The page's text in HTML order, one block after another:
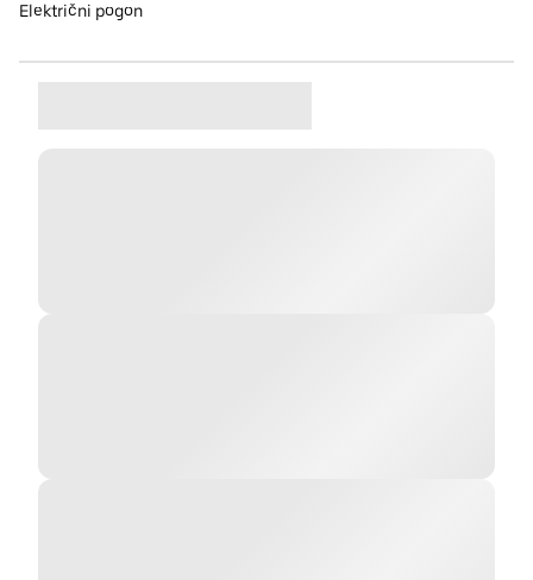
Električni pogon